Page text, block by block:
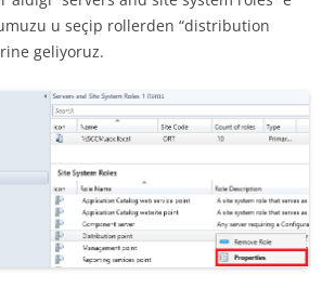
u seçip rollerden “distribution
geliyoruz.